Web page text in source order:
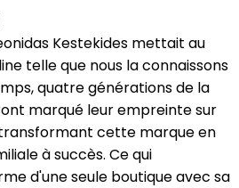
Kestekides mettait au
telle que nous la connaissons
quatre générations de la
marqué leur empreinte sur
cette marque en
à succès. Ce qui
d'une seule boutique avec sa